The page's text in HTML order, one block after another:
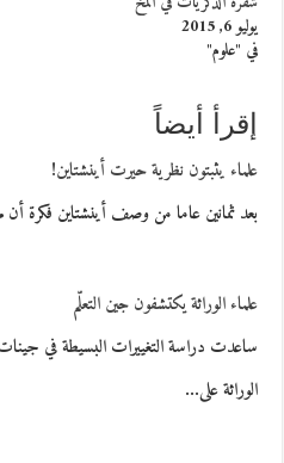
يوليو 6, 2015
في "علوم"
إقرأ أيضاً
علماء يثبتون نظرية حيرت أينشتاين!
بعد ثمانين عاما من وصف أينشتاين فكرة
علماء الوراثة يكتشفون جين التعلّم
الوراثة على…